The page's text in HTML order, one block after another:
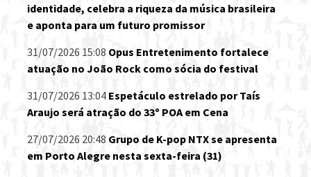
identidade, celebra a riqueza da música brasileira
e aponta para um futuro promissor
31/07/2026 15:08 Opus Entretenimento fortalece
atuação no João Rock como sócia do festival
31/07/2026 13:04 Espetáculo estrelado por Taís
Araujo será atração do 33º POA em Cena
27/07/2026 20:48 Grupo de K-pop NTX se apresenta
em Porto Alegre nesta sexta-feira (31)